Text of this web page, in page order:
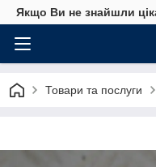
Якщо Ви не знайшли
Товари та послуги